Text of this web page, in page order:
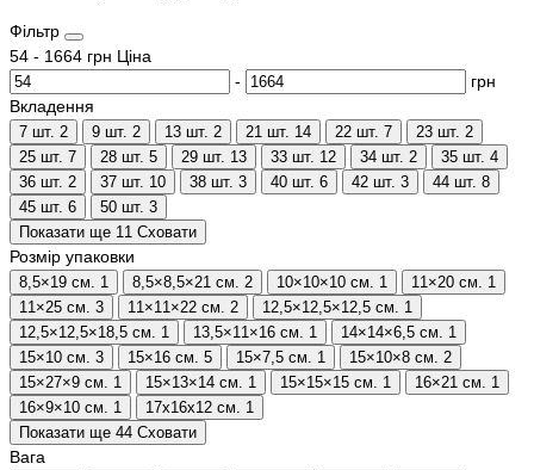
Фільтр
54 - 1664 грн Ціна
-
грн
Вкладення
7 шт. 2 9 шт. 2 13 шт. 2 21 шт. 14 22 шт. 7 23 шт. 2
25 шт. 7 28 шт. 5 29 шт. 13 33 шт. 12 34 шт. 2 35 шт. 4
36 шт. 2 37 шт. 10 38 шт. 3 40 шт. 6 42 шт. 3 44 шт. 8
45 шт. 6 50 шт. 3
Показати ще 11 Сховати
Розмір упаковки
8,5×19 см. 1 8,5×8,5×21 см. 2 10×10×10 см. 1 11×20 см. 1
11×25 см. 3 11×11×22 см. 2 12,5×12,5×12,5 см. 1
12,5×12,5×18,5 см. 1 13,5×11×16 см. 1 14×14×6,5 см. 1
15×10 см. 3 15×16 см. 5 15×7,5 см. 1 15×10×8 см. 2
15×27×9 см. 1 15×13×14 см. 1 15×15×15 см. 1 16×21 см. 1
16×9×10 см. 1 17х16х12 см. 1
Показати ще 44 Сховати
Вага